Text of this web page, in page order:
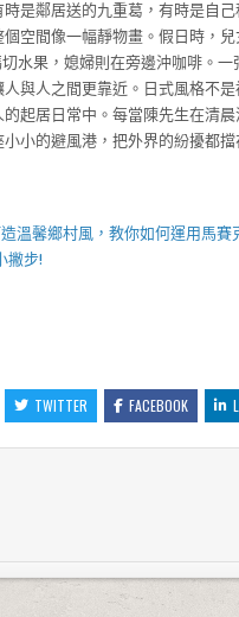
是鄰居送的九重葛，有時是自
空間像一幅靜物畫。假日時，
水果，媳婦則在旁邊沖咖啡。一
與人之間更靠近。日式風格不
起居日常中。每當陳先生在清
小的避風港，把外界的紛擾都
溫馨鄉村風，教你如何運用馬賽
撇步!
TWITTER FACEBOOK